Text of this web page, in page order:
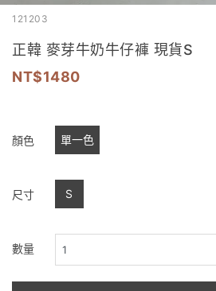
121203
正韓 麥芽牛奶牛仔褲 現貨S
1480
顏色 單一色
尺寸 S
數量